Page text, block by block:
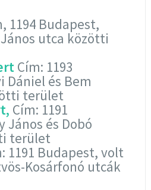
1194 Budapest,
utca közötti
Cím: 1193
Dániel és Bem
terület
Cím: 1191
János és Dobó
terület
1191 Budapest, volt
Kosárfonó utcák